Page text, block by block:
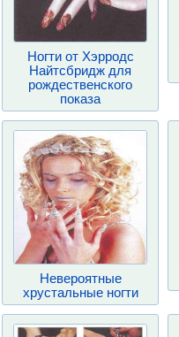
Ногти от Xэрродс
Найтсбридж для
рождественского
показа
Невероятные
хрустальные ногти